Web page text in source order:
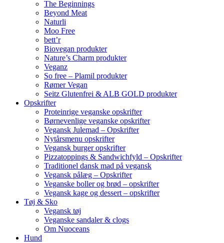
The Beginnings
Beyond Meat
Naturli
Moo Free
bett’r
Biovegan produkter
Nature’s Charm produkter
Veganz
So free – Plamil produkter
Rømer Vegan
Seitz Glutenfrei & ALB GOLD produkter
Opskrifter
Proteinrige veganske opskrifter
Børnevenlige veganske opskrifter
Vegansk Julemad – Opskrifter
Nytårsmenu opskrifter
Vegansk burger opskrifter
Pizzatoppings & Sandwichfyld – Opskrifter
Traditionel dansk mad på vegansk
Vegansk pålæg – Opskrifter
Veganske boller og brød – opskrifter
Vegansk kage og dessert – opskrifter
Tøj & Sko
Vegansk tøj
Veganske sandaler & clogs
Om Nuoceans
Hund